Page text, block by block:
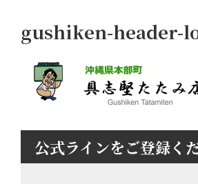
gushiken-header-
公式ラインをご登録く